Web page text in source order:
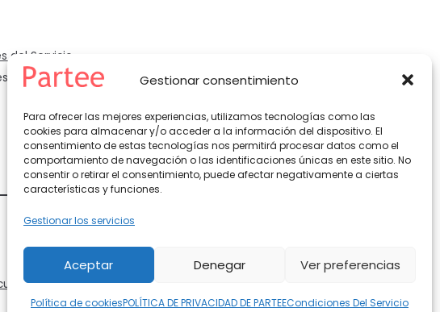
Gestionar consentimiento
Para ofrecer las mejores experiencias, utilizamos tecnologías como las
cookies para almacenar y/o acceder a la información del dispositivo. El
consentimiento de estas tecnologías nos permitirá procesar datos como el
comportamiento de navegación o las identificaciones únicas en este sitio. No
consentir o retirar el consentimiento, puede afectar negativamente a ciertas
características y funciones.
Gestionar los servicios
Aceptar Denegar Ver preferencias
Política de cookiesPOLÍTICA DE PRIVACIDAD DE PARTEECondiciones Del Servicio
del Servicio